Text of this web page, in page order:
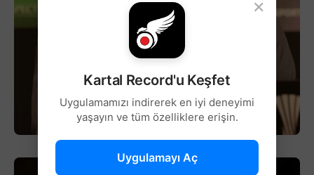
×
Kartal Record'u Keşfet
Uygulamamızı indirerek en iyi deneyimi
yaşayın ve tüm özelliklere erişin.
Uygulamayı Aç